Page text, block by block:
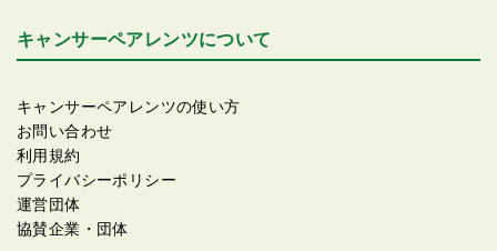
キャンサーペアレンツについて
キャンサーペアレンツの使い方
お問い合わせ
利用規約
プライバシーポリシー
運営団体
協賛企業・団体